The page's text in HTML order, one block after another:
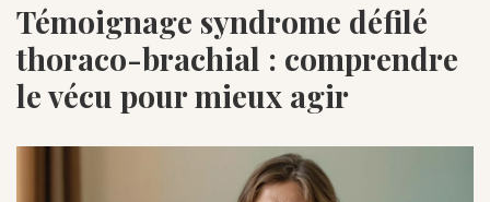
Témoignage syndrome défilé
thoraco-brachial : comprendre
le vécu pour mieux agir